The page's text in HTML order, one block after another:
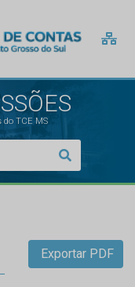
do TCE MS
Exportar PDF